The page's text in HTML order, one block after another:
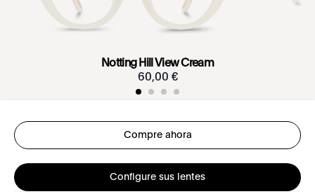
Notting Hill View Cream
60,00 €
Compre ahora
Configure sus lentes